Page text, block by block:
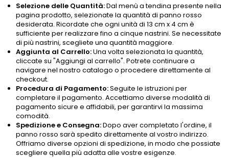
Selezione delle Quantità:Dal menù a tendina presente nella
pagina prodotto, selezionate la quantità di panno rosso
desiderata. Ricordate che ogni unità di 13 cm x 4 cm è
sufficiente per realizzare fino a cinque nastrini. Se necessitate
di più nastrini, scegliete una quantità maggiore.
Aggiunta al Carrello:Una volta selezionata la quantità,
cliccate su "Aggiungi al carrello". Potrete continuare a
navigare nel nostro catalogo o procedere direttamente al
checkout.
Procedura di Pagamento:Seguite le istruzioni per
completare il pagamento. Accettiamo diverse modalità di
pagamento sicure e affidabili, per garantirvi la massima
comodità.
Spedizione e Consegna:Dopo aver completato l'ordine, il
panno rosso sarà spedito direttamente al vostro indirizzo.
Offriamo diverse opzioni di spedizione, in modo che possiate
scegliere quella più adatta alle vostre esigenze.